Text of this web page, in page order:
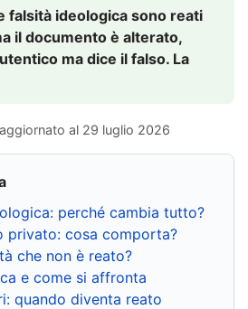
falsità ideologica sono reati
il documento è alterato,
ma dice il falso. La
al 29 luglio 2026
perché cambia tutto?
privato: cosa comporta?
che non è reato?
e come si affronta
quando diventa reato